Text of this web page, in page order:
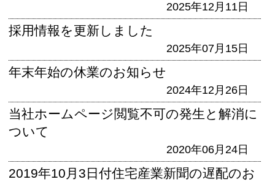
2025年12月11日
採用情報を更新しました
2025年07月15日
年末年始の休業のお知らせ
2024年12月26日
当社ホームページ閲覧不可の発生と解消に
ついて
2020年06月24日
2019年10月3日付住宅産業新聞の遅配のお